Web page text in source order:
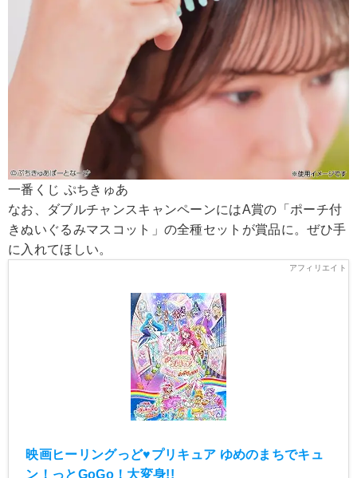
一番くじ ぷちきゅあ
なお、ダブルチャンスキャンペーンにはA賞の「ポーチ付
きぬいぐるみマスコット」の全種セットが賞品に。ぜひ手
に入れてほしい。
映画ヒーリングっど♥プリキュア ゆめのまちでキュ
ン！っとGoGo！大変身!!